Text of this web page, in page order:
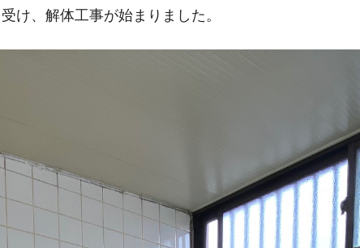
け、解体工事が始まりました。